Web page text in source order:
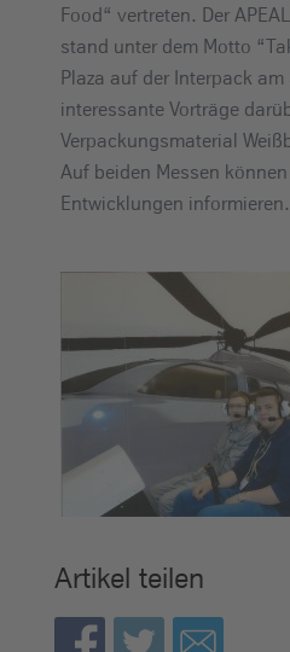
Food“ vertreten. Der
stand unter dem Motto
Plaza auf der Interpack am
interessante Vorträge
Verpackungsmaterial
Auf beiden Messen
Entwicklungen informieren.
Artikel teilen